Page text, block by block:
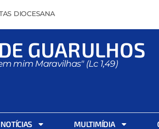
DIOCESANA
GUARULHOS
mim Maravilhas" (Lc 1,49)
NOTÍCIAS MULTIMÍDIA